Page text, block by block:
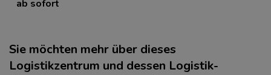
ab sofort
Sie möchten mehr über dieses
Logistikzentrum und dessen Logistik­